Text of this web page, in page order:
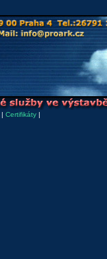
| Certifikáty |